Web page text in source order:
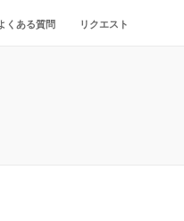
くある質問 リクエスト